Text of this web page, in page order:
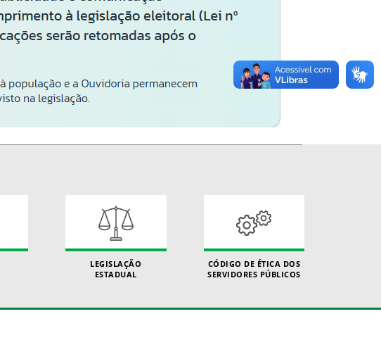
LEGISLAÇÃO
ESTADUAL
CÓDIGO DE ÉTICA DOS
SERVIDORES PÚBLICOS